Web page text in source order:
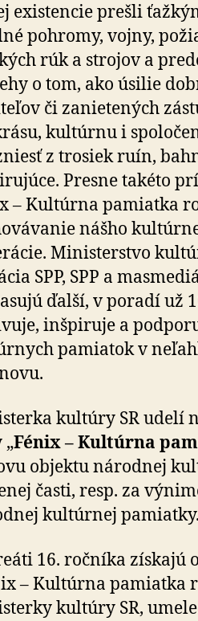
existencie prešli
pohromy, vojny,
rúk a strojov a
o tom, ako úsilie
či zanietených
kultúrnu i
z trosiek ruín,
Presne takéto
– Kultúrna pamiatka
nášho
Ministerstvo
SPP, SPP a
ďalší, v poradí už
inšpiruje a
pamiatok v
kultúry SR udelí
„Fénix – Kultúrna
objektu národnej
časti, resp. za
kultúrnej pamiatky.
16. ročníka získajú
– Kultúrna pamiatka
kultúry SR,